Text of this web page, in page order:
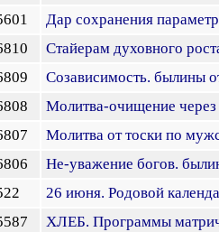
Дар сохранения
Стайерам духовного
Созависимость. былины
Молитва-очищение через
Молитва от тоски по
Не-уважение богов.
26 июня. Родовой
ХЛЕБ. Программы